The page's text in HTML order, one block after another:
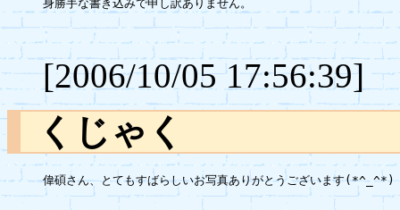
身勝手な書き込みで申し訳ありません。
[2006/10/05 17:56:39]
くじゃく
偉碩さん、とてもすばらしいお写真ありがとうございます(*^_^*)